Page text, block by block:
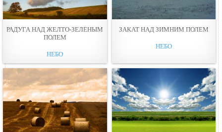
РАДУГА НАД ЖЕЛТО-ЗЕЛЕНЫМ
ПОЛЕМ
НЕБО
ЗАКАТ НАД ЗИМНИМ ПОЛЕМ
НЕБО